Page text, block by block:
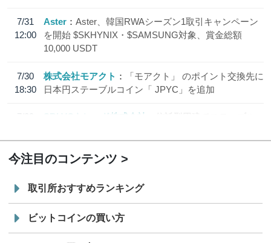
7/31
12:00
Aster
Aster、韓国RWAシーズン1取引キャンペーン
を開始 $SKHYNIX・$SAMSUNG対象、賞金総額
10,000 USDT
7/30
18:30
株式会社モアクト
「モアクト」 のポイント交換先に
日本円ステーブルコイン「 JPYC」を追加
7/29
SBI VCトレード株式会社
信託型円建てステーブル
今注目のコンテンツ
取引所おすすめランキング
ビットコインの買い方